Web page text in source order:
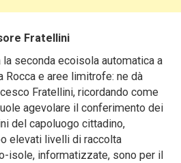
Fratellini
la seconda ecoisola automatica a
e aree limitrofe: ne dà
Fratellini, ricordando come
agevolare il conferimento dei
del capoluogo cittadino,
elevati livelli di raccolta
isole, informatizzate, sono per il